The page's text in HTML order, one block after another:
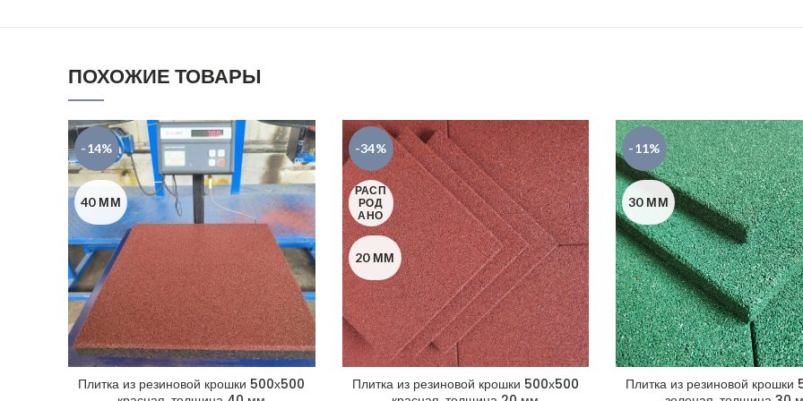
ПОХОЖИЕ ТОВАРЫ
-14%
40 ММ
Плитка из резиновой крошки 500х500
-34%
РАСП
РОД
АНО
20 ММ
Плитка из резиновой крошки 500х500
-11%
30 ММ
Плитка из резиновой крошки